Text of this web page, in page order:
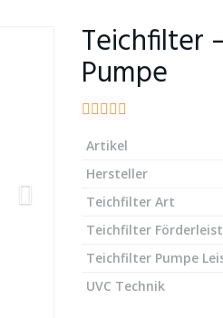
Teichfilter
Pumpe
Artikel
Hersteller
Teichfilter Art
Teichfilter
Teichfilter Pumpe
UVC Technik